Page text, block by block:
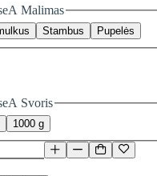
Malimas
Stambus Pupelės
Svoris
1000 g